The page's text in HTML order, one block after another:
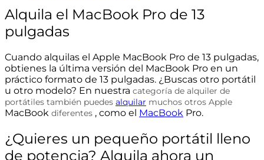
Alquila el MacBook Pro de 13
pulgadas
Cuando alquilas el Apple MacBook Pro de 13 pulgadas,
obtienes la última versión del MacBook Pro en un
práctico formato de 13 pulgadas. ¿Buscas otro portátil
u otro modelo? En nuestra categoría de alquiler de
portátiles también puedes alquilar muchos otros Apple
MacBook diferentes , como el MacBook Pro.
¿Quieres un pequeño portátil lleno
de potencia? Alquila ahora un